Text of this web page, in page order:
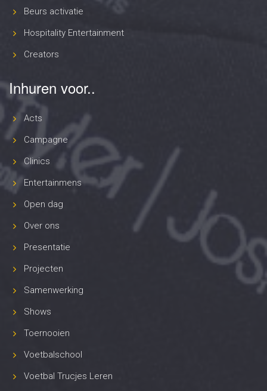
Beurs activatie
Hospitality Entertainment
Creators
Inhuren voor..
Acts
Campagne
Clinics
Entertainmens
Open dag
Over ons
Presentatie
Projecten
Samenwerking
Shows
Toernooien
Voetbalschool
Voetbal Trucjes Leren